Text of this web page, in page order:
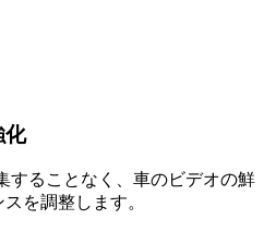
化
することなく、車のビデオの鮮
を調整します。